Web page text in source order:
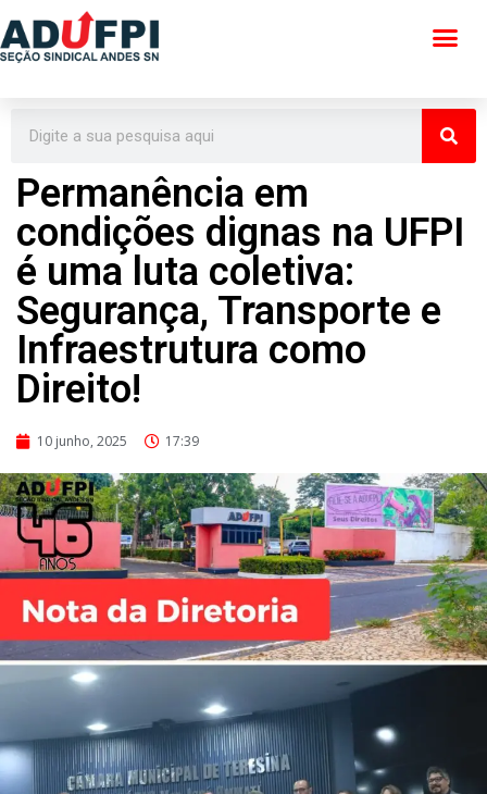
Pular
conteúdo
Permanência em
condições dignas na UFPI
é uma luta coletiva:
Segurança, Transporte e
Infraestrutura como
Direito!
10 junho, 2025 17:39